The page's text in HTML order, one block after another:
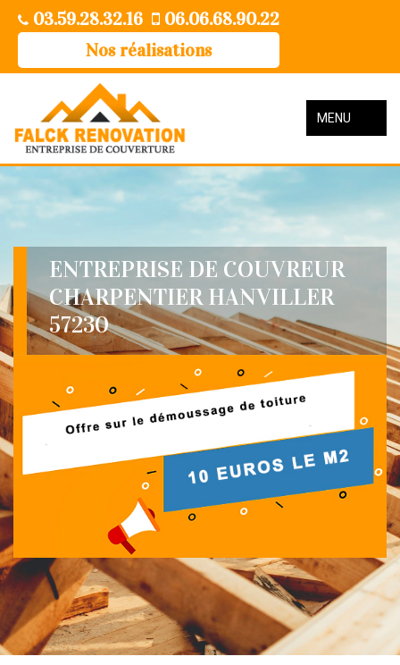
03.59.28.32.16
06.06.68.90.22
Nos réalisations
MENU
ENTREPRISE DE COUVREUR
CHARPENTIER HANVILLER
57230